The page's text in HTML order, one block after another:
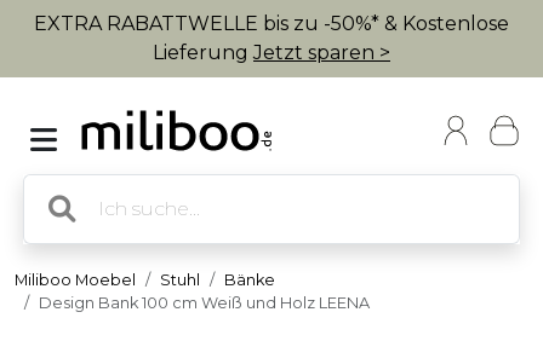
EXTRA RABATTWELLE bis zu -50%* & Kostenlose
LieferungJetzt sparen >
Miliboo Moebel Stuhl
Bänke
Design Bank 100 cm Weiß und Holz LEENA